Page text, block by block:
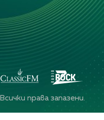
права запазени.